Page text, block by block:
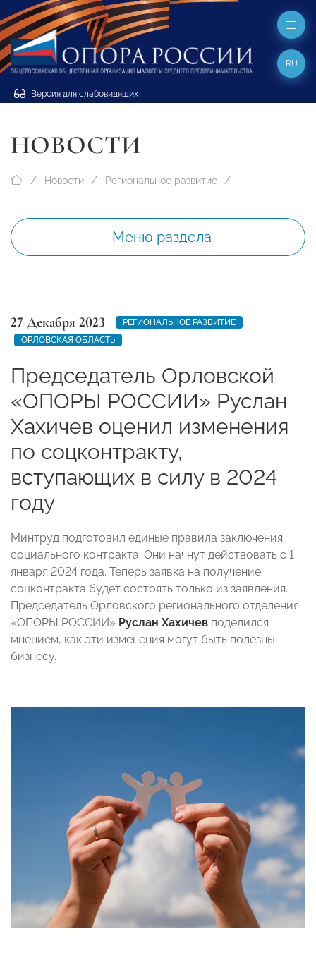
Версия для слабовидящих
RU
НОВОСТИ
Новости Региональное развитие
Меню раздела
27 Декабря 2023
РЕГИОНАЛЬНОЕ РАЗВИТИЕ
ОРЛОВСКАЯ ОБЛАСТЬ
Председатель Орловской
«ОПОРЫ РОССИИ» Руслан
Хахичев оценил изменения
по соцконтракту,
вступающих в силу в 2024
году
Минтруд подготовил единые правила заключения
социального контракта. Они начнут действовать с 1
января 2024 года. Теперь заявка на получение
соцконтракта будет состоять только из заявления.
Председатель Орловского регионального отделения
«ОПОРЫ РОССИИ» Руслан Хахичев поделился
мнением, как эти изменения могут быть полезны
бизнесу.